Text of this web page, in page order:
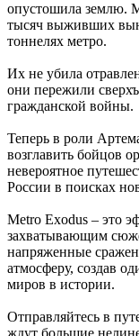
опустошила землю.
тысяч выживших
тоннелях метро.
Их не убила
они пережили
гражданской войны.
Теперь в роли
возглавить бойцов
невероятное
России в поисках
Metro Exodus – это
захватывающим
напряженные
атмосферу, создав
миров в истории.
Отправляйтесь в
ждут большие